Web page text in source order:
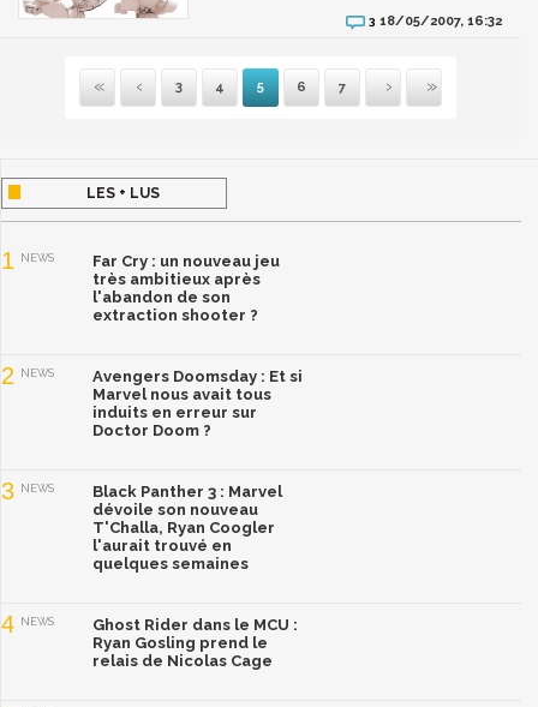
3 18/05/2007, 16:32
Première
Précédente
3 4 5 6 7
Suivante
Dernière
LES + LUS
1 NEWS
Far Cry : un nouveau jeu
très ambitieux après
l'abandon de son
extraction shooter ?
2 NEWS
Avengers Doomsday : Et si
Marvel nous avait tous
induits en erreur sur
Doctor Doom ?
3 NEWS
Black Panther 3 : Marvel
dévoile son nouveau
T'Challa, Ryan Coogler
l'aurait trouvé en
quelques semaines
4 NEWS
Ghost Rider dans le MCU :
Ryan Gosling prend le
relais de Nicolas Cage